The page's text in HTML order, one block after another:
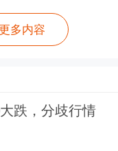
，巴菲特甚
争，本质上
气质”的身份
人希望保持
多内容
跌，分歧行情